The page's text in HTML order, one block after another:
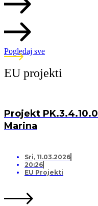
Pogledaj sve
EU projekti
Projekt
Marina
Sri, 11.03.2026
20:26
EU Projekti